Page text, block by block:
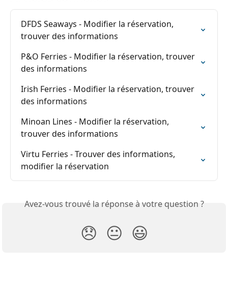
DFDS Seaways - Modifier la réservation,
trouver des informations
P&O Ferries - Modifier la réservation, trouver
des informations
Irish Ferries - Modifier la réservation, trouver
des informations
Minoan Lines - Modifier la réservation,
trouver des informations
Virtu Ferries - Trouver des informations,
modifier la réservation
Avez-vous trouvé la réponse à votre question ?
😞 😐 😃